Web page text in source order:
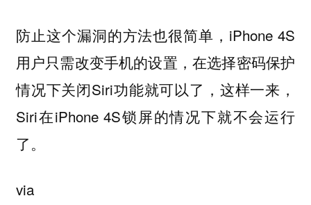
防止这个漏洞的方法也很简单，iPhone 4S
用户只需改变手机的设置，在选择密码保护
情况下关闭Siri功能就可以了，这样一来，
Siri在iPhone 4S锁屏的情况下就不会运行
了。
via